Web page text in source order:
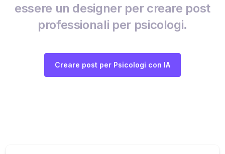
essere un designer per creare post
professionali per psicologi.
Creare post per Psicologi con IA